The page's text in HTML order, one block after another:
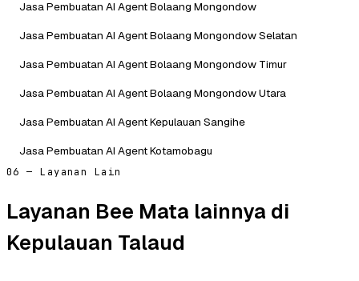
Jasa Pembuatan AI Agent Bolaang Mongondow
Jasa Pembuatan AI Agent Bolaang Mongondow Selatan
Jasa Pembuatan AI Agent Bolaang Mongondow Timur
Jasa Pembuatan AI Agent Bolaang Mongondow Utara
Jasa Pembuatan AI Agent Kepulauan Sangihe
Jasa Pembuatan AI Agent Kotamobagu
06 — Layanan Lain
Layanan Bee Mata lainnya di
Kepulauan Talaud